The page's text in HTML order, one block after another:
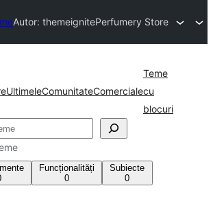
Autor: themeignitePerfumery Store
UltimeleComunitateComerciale
Teme
cu
blocuri
Funcționalități
0
Subiecte
0